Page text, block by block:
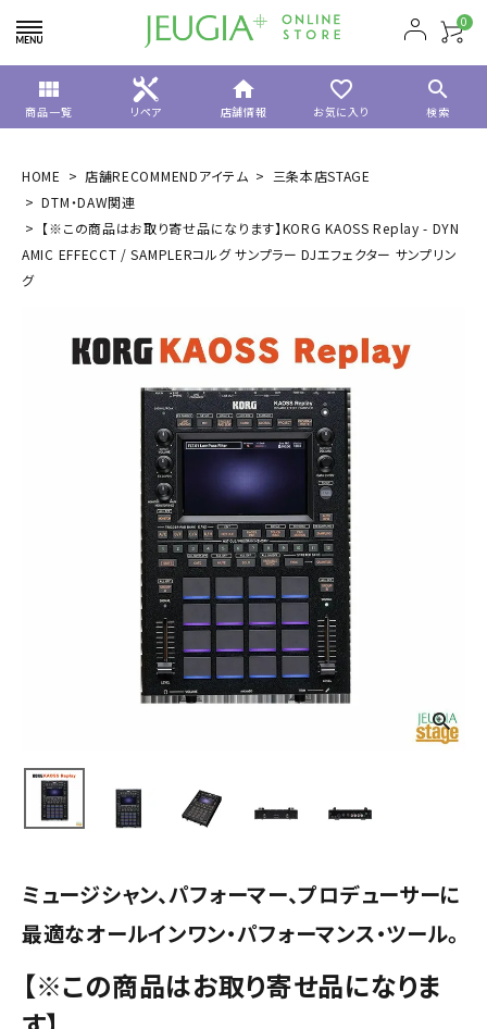
0
view_module
商品一覧 リペア
home
店舗情報
favorite_border
お気に入り
search
検索
HOME 店舗RECOMMENDアイテム
三条本店STAGE
DTM・DAW関連
【※この商品はお取り寄せ品になります】KORG KAOSS Replay - DYN
AMIC EFFECCT / SAMPLERコルグ サンプラー DJエフェクター サンプリン
グ
ミュージシャン、パフォーマー、プロデューサーに
最適なオールインワン・パフォーマンス・ツール。
【※この商品はお取り寄せ品になりま